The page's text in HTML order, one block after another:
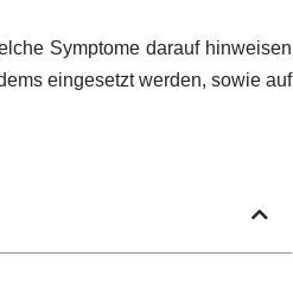
Symptome darauf hinweisen
eingesetzt werden, sowie auf